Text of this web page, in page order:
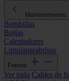
Mantenimiento
Bombillas
Bujías
Calentadores
Limpiaparabrisas
Frenos
Ver todo Cables de